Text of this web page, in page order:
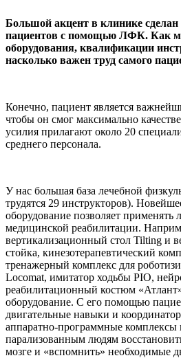
Большой акцент в клинике
пациентов с помощью ЛФК. Как
оборудования, квалификации
насколько важен труд самого
Конечно, пациент является
чтобы он смог максимально
усилия прилагают около 20
среднего персонала.
У нас большая база лечебной
трудятся 29 инструкторов).
оборудование позволяет применять
медицинской реабилитации.
вертикализационный стол Tilting и
стойка, кинезотерапевтический
тренажерный комплекс для
Locomat, имитатор ходьбы PIO,
реабилитационный костюм
оборудование. С его помощью
двигательные навыки и
аппаратно-программные комплексы
парализованным людям
мозге и «вспомнить» необходимые